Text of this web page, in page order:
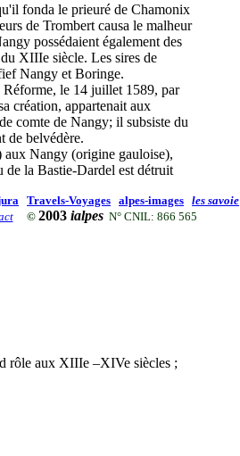
Travels-Voyages alpes-images les savoie
© 2003 ialpes N° CNIL: 866 565
fonda le prieuré de Chamonix
de Trombert causa le malheur
possédaient également des
XIIIe siècle. Les sires de
Nangy et Boringe.
Réforme, le 14 juillet 1589, par
création, appartenait aux
comte de Nangy; il subsiste du
de belvédère.
Nangy (origine gauloise),
de la Bastie-Dardel est détruit
rôle aux XIIIe –XIVe siècles ;